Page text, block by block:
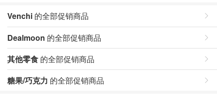
Venchi 的全部促销商品
Dealmoon 的全部促销商品
其他零食 的全部促销商品
糖果/巧克力 的全部促销商品